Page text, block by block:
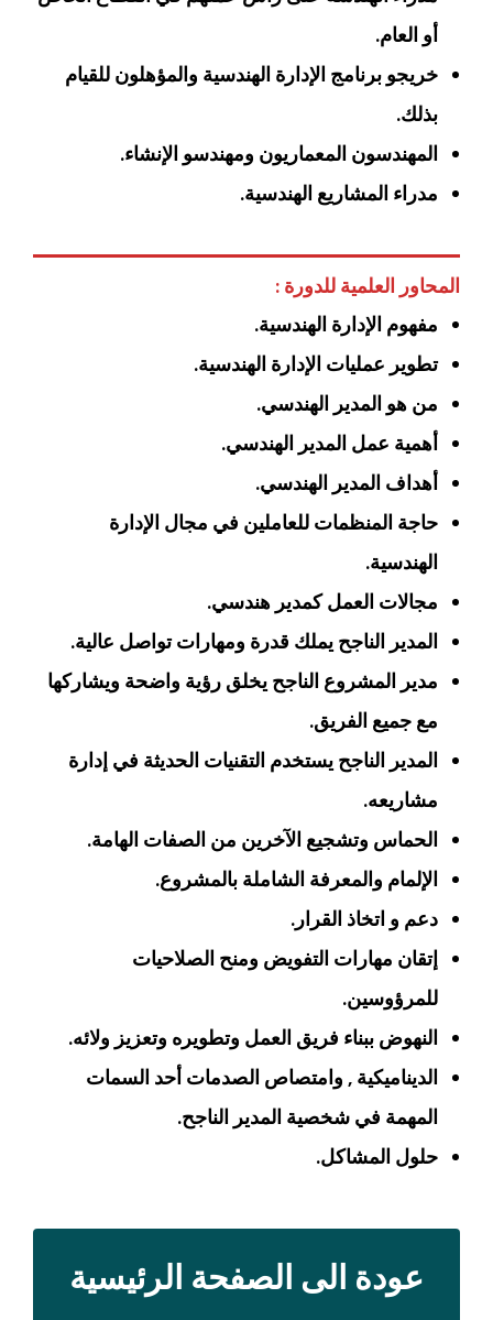
أو العام.
خريجو برنامج الإدارة الهندسية والمؤهلون للقيام
بذلك.
المهندسون المعماريون ومهندسو الإنشاء.
مدراء المشاريع الهندسية.
المحاور العلمية للدورة :
مفهوم الإدارة الهندسية.
تطوير عمليات الإدارة الهندسية.
من هو المدير الهندسي.
أهمية عمل المدير الهندسي.
أهداف المدير الهندسي.
حاجة المنظمات للعاملين في مجال الإدارة
الهندسية.
مجالات العمل كمدير هندسي.
المدير الناجح يملك قدرة ومهارات تواصل عالية.
مدير المشروع الناجح يخلق رؤية واضحة ويشاركها
مع جميع الفريق.
المدير الناجح يستخدم التقنيات الحديثة في إدارة
مشاريعه.
الحماس وتشجيع الآخرين من الصفات الهامة.
الإلمام والمعرفة الشاملة بالمشروع.
دعم و اتخاذ القرار.
إتقان مهارات التفويض ومنح الصلاحيات
للمرؤوسين.
النهوض ببناء فريق العمل وتطويره وتعزيز ولائه.
الديناميكية , وامتصاص الصدمات أحد السمات
المهمة في شخصية المدير الناجح.
حلول المشاكل.
عودة الى الصفحة الرئيسية